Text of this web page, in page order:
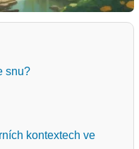
snu?
kontextech ve